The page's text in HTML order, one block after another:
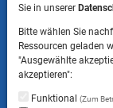
ins
Sie in unserer
Bitte wählen Sie
Ressourcen geladen
"Ausgewählte
akzeptieren":
Funktional(Zum